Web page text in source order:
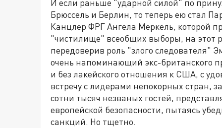
И если раньше "ударной силой" по
Брюссель и Берлин, то теперь ею стал
Канцлер ФРГ Ангела Меркель, которой
"чистилище" всеобщих выборы, на этот
передоверив роль "злого следователя"
очень напоминающий экс-британского
и без лакейского отношения к США, с
встречу с лидерами непокорных стран,
сотни тысяч незваных гостей,
европейской безопасности, пытаясь
санкций. Но тщетно.